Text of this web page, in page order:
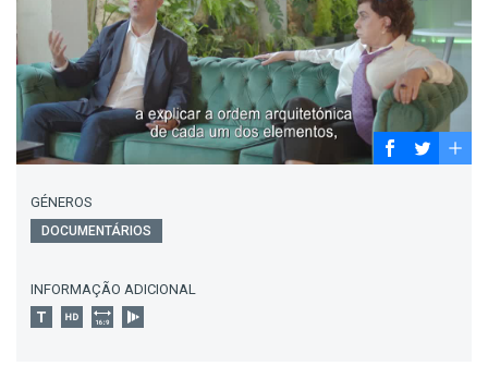
GÉNEROS
DOCUMENTÁRIOS
INFORMAÇÃO ADICIONAL